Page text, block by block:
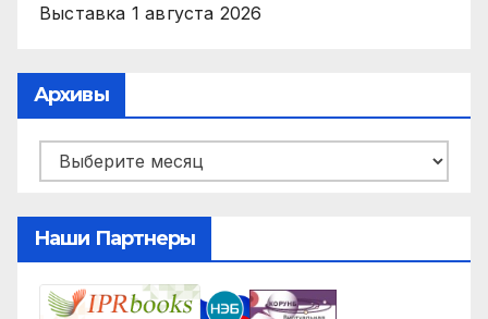
Выставка 1 августа 2026
Архивы
Архивы
Наши Партнеры